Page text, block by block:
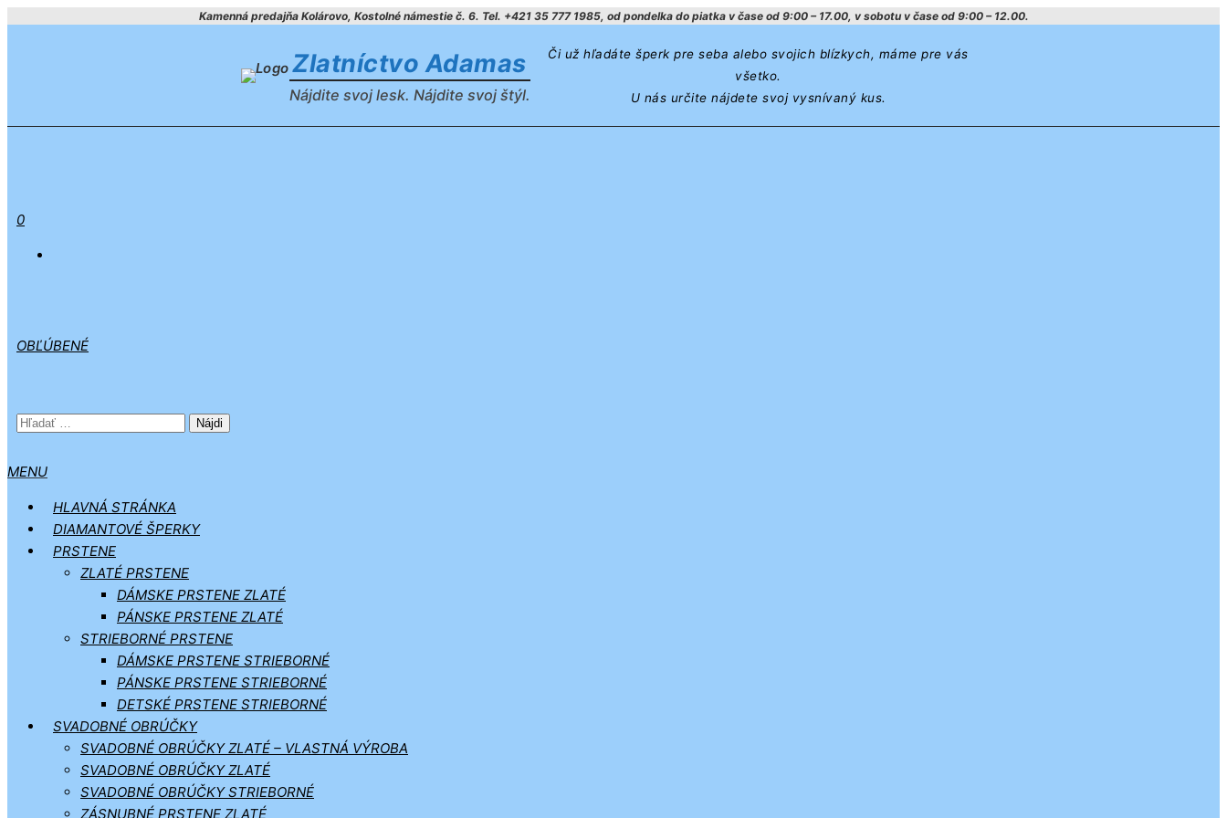
Kamenná predajňa Kolárovo, Kostolné námestie č. 6. Tel. +421 35 777 1985, od pondelka do piatka v čase od 9:00 – 17.00, v sobotu v čase od 9:00 – 12.00.
Zlatníctvo Adamas
Nájdite svoj lesk. Nájdite svoj štýl.
Či už hľadáte šperk pre seba alebo svojich blízkych, máme pre vás
všetko.
U nás určite nájdete svoj vysnívaný kus.
0
OBĽÚBENÉ
HĽADAŤ:
MENU
HLAVNÁ STRÁNKA
DIAMANTOVÉ ŠPERKY
PRSTENE
ZLATÉ PRSTENE
DÁMSKE PRSTENE ZLATÉ
PÁNSKE PRSTENE ZLATÉ
STRIEBORNÉ PRSTENE
DÁMSKE PRSTENE STRIEBORNÉ
PÁNSKE PRSTENE STRIEBORNÉ
DETSKÉ PRSTENE STRIEBORNÉ
SVADOBNÉ OBRÚČKY
SVADOBNÉ OBRÚČKY ZLATÉ – VLASTNÁ VÝROBA
SVADOBNÉ OBRÚČKY ZLATÉ
SVADOBNÉ OBRÚČKY STRIEBORNÉ
ZÁSNUBNÉ PRSTENE ZLATÉ